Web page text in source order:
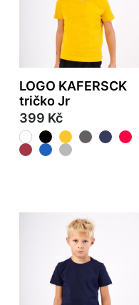
LOGO KAFERSCK
tričko Jr
399 Kč